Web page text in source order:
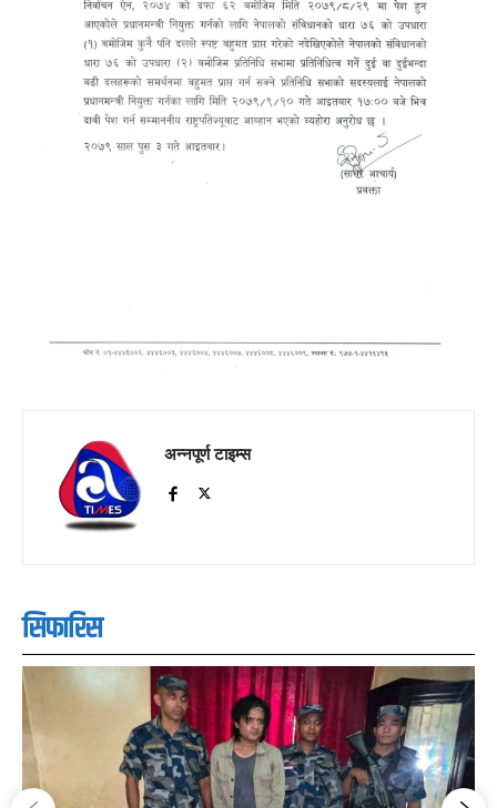
अन्नपूर्ण टाइम्स
सिफारिस